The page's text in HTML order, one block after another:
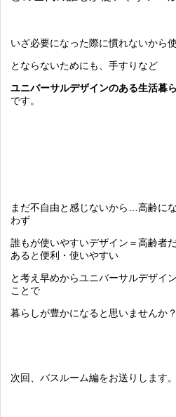
いざ必要になった際に慣れないから
とならないためにも、手すりなど
ユニバーサルデザインのある生活暮
です。
まだ不自由と感じないから…高齢に
わず
誰もが使いやすいデザイン＝高齢者
あると便利・使いやすい
と考え早めからユニバーサルデザイ
ことで
暮らしが豊かになると思いませんか？
次回、バスルーム編をお送りします。